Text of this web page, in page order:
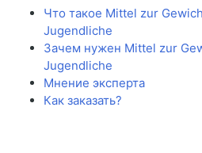
Что такое Mittel zur
Jugendliche
Зачем нужен Mittel zur
Jugendliche
Мнение эксперта
Как заказать?